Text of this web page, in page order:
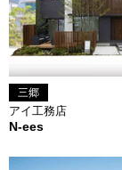
三郷
アイ工務店
N-ees